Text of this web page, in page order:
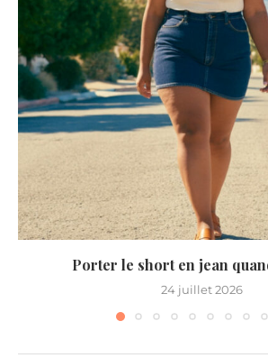
Porter le short en jean
24 juillet 2026